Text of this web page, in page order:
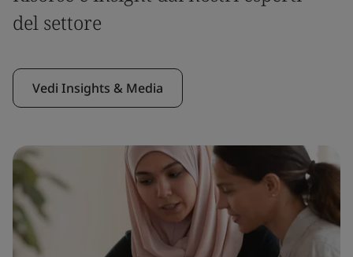
del settore
Vedi Insights & Media